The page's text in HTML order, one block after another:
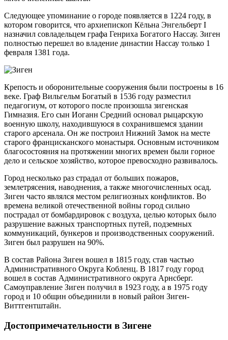
Следующее упоминание о городе появляется в 1224 году, в
котором говорится, что архиепископ Кёльна Энгельберт I
назначил совладельцем графа Генриха Богатого Нассау. Зиген
полностью перешел во владение династии Нассау только 1
февраля 1381 года.
Крепость и оборонительные сооружения были построены в 16
веке. Граф Вильгельм Богатый в 1536 году разместил
педагогиум, от которого после произошла зигенская
Гимназия. Его сын Иоганн Средний основал рыцарскую
военную школу, находившуюся в сохранившемся здании
старого арсенала. Он же построил Нижний Замок на месте
старого францисканского монастыря. Основным источником
благосостояния на протяжении многих времен были горное
дело и сельское хозяйство, которое превосходно развивалось.
Город несколько раз страдал от больших пожаров,
землетрясения, наводнения, а также многочисленных осад.
Зиген часто являлся местом религиозных конфликтов. Во
времена великой отечественной войны город сильно
пострадал от бомбардировок с воздуха, целью которых было
разрушение важных транспортных путей, подземных
коммуникаций, бункеров и производственных сооружений.
Зиген был разрушен на 90%.
В состав Района Зиген вошел в 1815 году, став частью
Административного Округа Кобленц. В 1817 году город
вошел в состав Административного округа Арнсберг.
Самоуправление Зиген получил в 1923 году, а в 1975 году
город и 10 общин объединили в новый район Зиген-
Виттгентштайн.
Достопримечательности в Зигене